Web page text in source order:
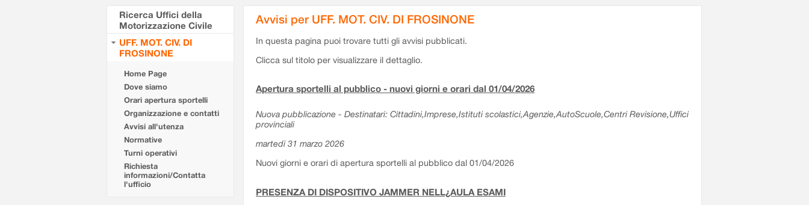
Ricerca Uffici della
Motorizzazione Civile
UFF. MOT. CIV. DI
FROSINONE
Home Page
Dove siamo
Orari apertura sportelli
Organizzazione e contatti
Avvisi all'utenza
Normative
Turni operativi
Richiesta
informazioni/Contatta
l'ufficio
Avvisi per UFF. MOT. CIV. DI FROSINONE
In questa pagina puoi trovare tutti gli avvisi pubblicati.
Clicca sul titolo per visualizzare il dettaglio.
Apertura sportelli al pubblico - nuovi giorni e orari dal 01/04/2026
Nuova pubblicazione - Destinatari: Cittadini,Imprese,Istituti scolastici,Agenzie,AutoScuole,Centri Revisione,Uffici
provinciali
martedì 31 marzo 2026
Nuovi giorni e orari di apertura sportelli al pubblico dal 01/04/2026
PRESENZA DI DISPOSITIVO JAMMER NELL¿AULA ESAMI